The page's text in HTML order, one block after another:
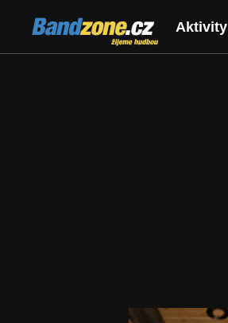
Bandzone.cz
žijeme hudbou
Aktivity